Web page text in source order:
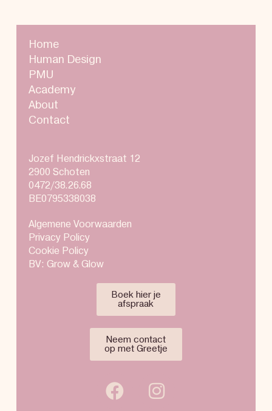
Home
Human Design
PMU
Academy
About
Contact
Jozef Hendrickxstraat 12
2900 Schoten
0472/38.26.68
BE0795338038
Algemene Voorwaarden
Privacy Policy
Cookie Policy
BV: Grow & Glow
Boek hier je
afspraak
Neem contact
op met Greetje